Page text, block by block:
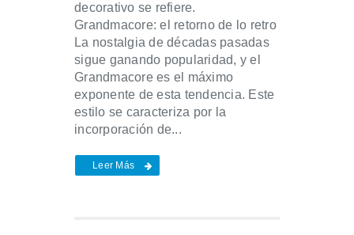
decorativo se refiere.
Grandmacore: el retorno de lo retro
La nostalgia de décadas pasadas
sigue ganando popularidad, y el
Grandmacore es el máximo
exponente de esta tendencia. Este
estilo se caracteriza por la
incorporación de...
Leer Más